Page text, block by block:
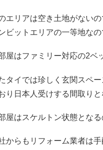
エリアは空き土地がない
ビットエリアの一等地な
屋はファミリー対応の2ベ
タイでは珍しく玄関スペ
り日本人受けする間取りと
屋はスケルトン状態とな
からもリフォーム業者は